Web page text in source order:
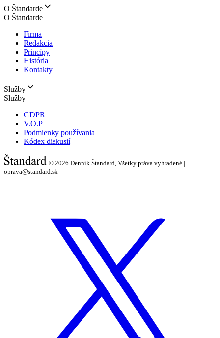
O Štandarde
O Štandarde
Firma
Redakcia
Princípy
História
Kontakty
Služby
Služby
GDPR
V.O.P
Podmienky používania
Kódex diskusií
© 2026 Denník Štandard, Všetky práva vyhradené |
oprava@standard.sk